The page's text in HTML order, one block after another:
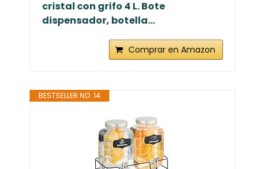
cristal con grifo 4 L. Bote
dispensador, botella...
Comprar en Amazon
BESTSELLER NO. 14